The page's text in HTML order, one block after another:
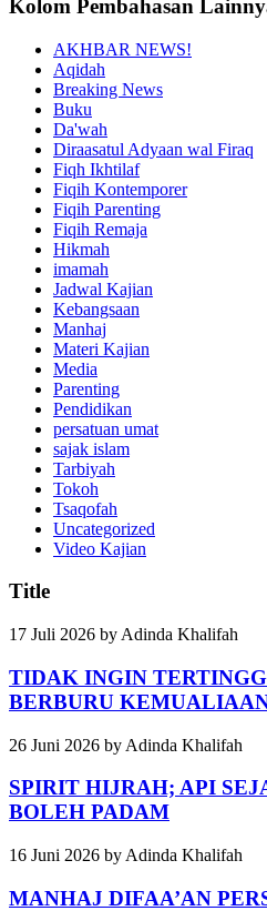
Kolom Pembahasan
AKHBAR NEWS!
Aqidah
Breaking News
Buku
Da'wah
Diraasatul Adyaan wal Firaq
Fiqh Ikhtilaf
Fiqih Kontemporer
Fiqih Parenting
Fiqih Remaja
Hikmah
imamah
Jadwal Kajian
Kebangsaan
Manhaj
Materi Kajian
Media
Parenting
Pendidikan
persatuan umat
sajak islam
Tarbiyah
Tokoh
Tsaqofah
Uncategorized
Video Kajian
Title
17 Juli 2026 by Adinda Khalifah
TIDAK INGIN
BERBURU
26 Juni 2026 by Adinda Khalifah
SPIRIT HIJRAH; API
BOLEH PADAM
16 Juni 2026 by Adinda Khalifah
MANHAJ DIFAA’AN